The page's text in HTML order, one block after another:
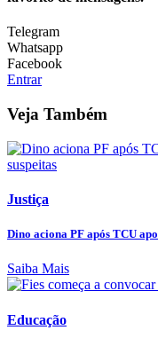
Telegram
Whatsapp
Facebook
Entrar
Veja Também
Justiça
Dino aciona PF após TCU
Saiba Mais
Educação